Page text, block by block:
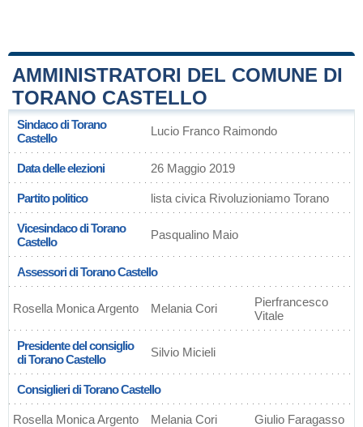
AMMINISTRATORI DEL COMUNE DI
TORANO CASTELLO
Sindaco di Torano
Castello
Lucio Franco Raimondo
Data delle elezioni 26 Maggio 2019
Partito politico lista civica Rivoluzioniamo Torano
Vicesindaco di Torano
Castello
Pasqualino Maio
Assessori di Torano Castello
Rosella Monica Argento Melania Cori
Pierfrancesco
Vitale
Presidente del consiglio
di Torano Castello
Silvio Micieli
Consiglieri di Torano Castello
Rosella Monica Argento Melania Cori Giulio Faragasso